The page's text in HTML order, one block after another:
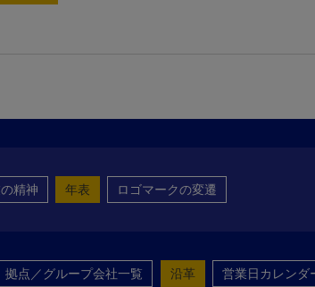
精神 年表 ロゴマークの変遷
拠点／グループ会社一覧 沿革 営業日カレンダ